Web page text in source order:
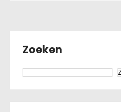
Zoeken